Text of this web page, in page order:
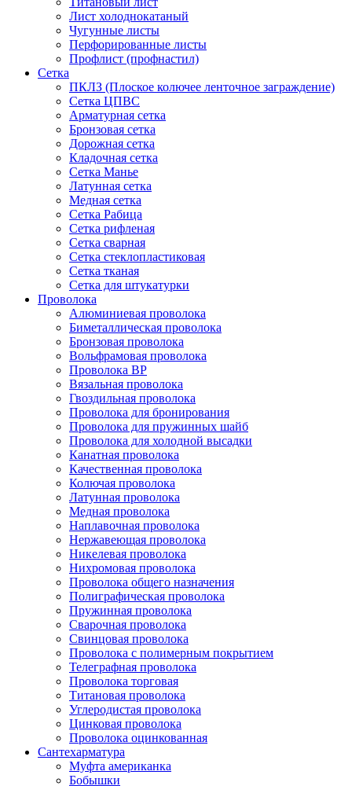
Лист холоднокатаный
Чугунные листы
Перфорированные листы
Профлист (профнастил)
Сетка
ПКЛЗ (Плоское колючее ленточное заграждение)
Сетка ЦПВС
Арматурная сетка
Бронзовая сетка
Дорожная сетка
Кладочная сетка
Сетка Манье
Латунная сетка
Медная сетка
Сетка Рабица
Сетка рифленая
Сетка сварная
Сетка стеклопластиковая
Сетка тканая
Сетка для штукатурки
Проволока
Алюминиевая проволока
Биметаллическая проволока
Бронзовая проволока
Вольфрамовая проволока
Проволока ВР
Вязальная проволока
Гвоздильная проволока
Проволока для бронирования
Проволока для пружинных шайб
Проволока для холодной высадки
Канатная проволока
Качественная проволока
Колючая проволока
Латунная проволока
Медная проволока
Наплавочная проволока
Нержавеющая проволока
Никелевая проволока
Нихромовая проволока
Проволока общего назначения
Полиграфическая проволока
Пружинная проволока
Сварочная проволока
Свинцовая проволока
Проволока с полимерным покрытием
Телеграфная проволока
Проволока торговая
Титановая проволока
Углеродистая проволока
Цинковая проволока
Проволока оцинкованная
Сантехарматура
Муфта американка
Бобышки